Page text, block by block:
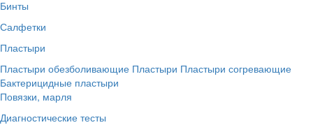
Бинты
Салфетки
Пластыри
Пластыри обезболивающие Пластыри Пластыри согревающие
Бактерицидные пластыри
Повязки, марля
Диагностические тесты